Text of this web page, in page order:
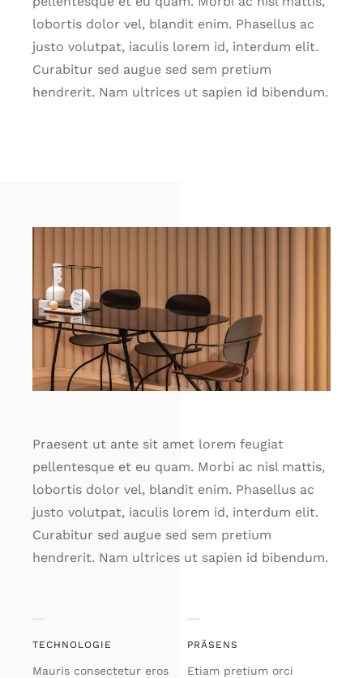
lobortis dolor vel, blandit enim. Phasellus ac
justo volutpat, iaculis lorem id, interdum elit.
Curabitur sed augue sed sem pretium
hendrerit. Nam ultrices ut sapien id bibendum.
Praesent ut ante sit amet lorem feugiat
pellentesque et eu quam. Morbi ac nisl mattis,
lobortis dolor vel, blandit enim. Phasellus ac
justo volutpat, iaculis lorem id, interdum elit.
Curabitur sed augue sed sem pretium
hendrerit. Nam ultrices ut sapien id bibendum.
TECHNOLOGIE
Mauris consectetur eros
PRÄSENS
Etiam pretium orci